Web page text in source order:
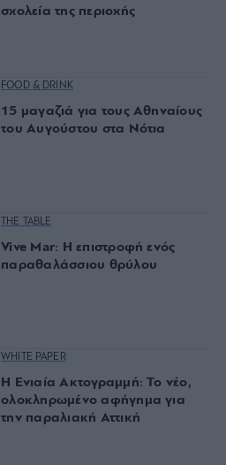
σχολεία της περιοχής
FOOD & DRINK
15 μαγαζιά για τους Αθηναίους
του Αυγούστου στα Νότια
THE TABLE
Vive Mar: Η επιστροφή ενός
παραθαλάσσιου θρύλου
WHITE PAPER
Η Ενιαία Ακτογραμμή: Το νέο,
ολοκληρωμένο αφήγημα για
την παραλιακή Αττική